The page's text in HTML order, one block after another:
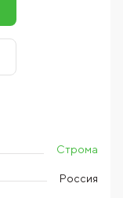
Строма
Россия